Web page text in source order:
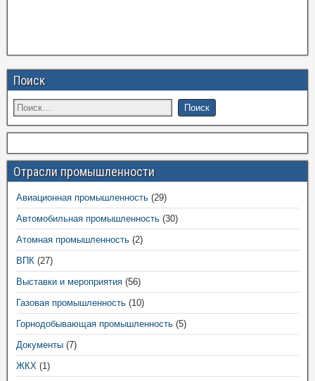
Поиск
Отрасли промышленности
Авиационная промышленность (29)
Автомобильная промышленность (30)
Атомная промышленность (2)
ВПК (27)
Выставки и мероприятия (56)
Газовая промышленность (10)
Горнодобывающая промышленность (5)
Документы (7)
ЖКХ (1)